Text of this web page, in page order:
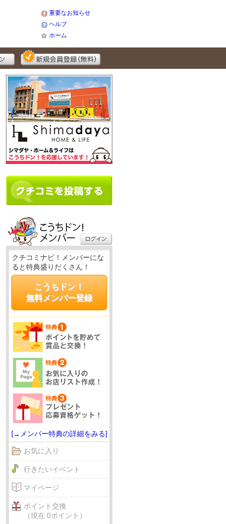
重要なお知らせ
ヘルプ
ホーム
クチコミナビ！メンバーにな
ると特典盛りだくさん！
こうちドン！
無料メンバー登録
[→メンバー特典の詳細をみる]
お気に入り
行きたいイベント
マイページ
ポイント交換
（現在 0ポイント）